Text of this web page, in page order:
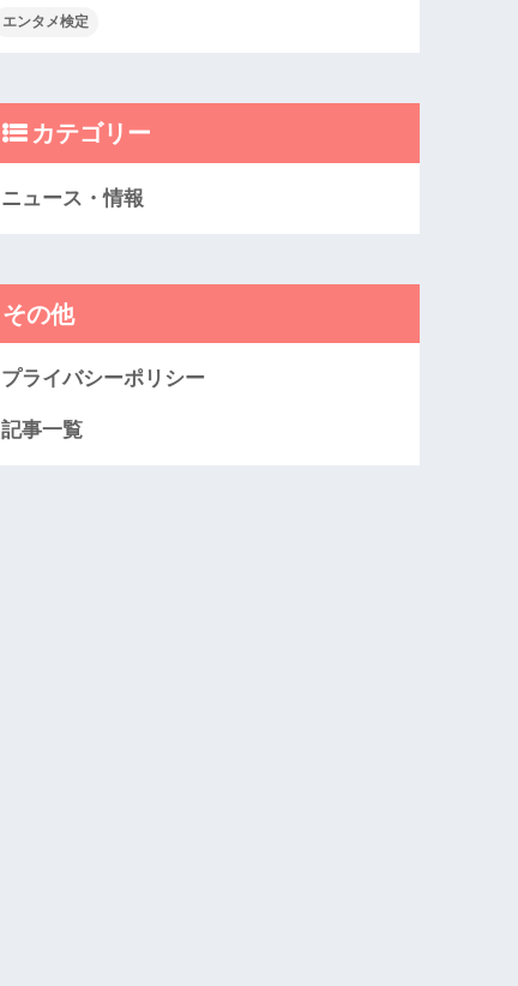
エンタメ検定
カテゴリー
ニュース・情報
その他
プライバシーポリシー
記事一覧